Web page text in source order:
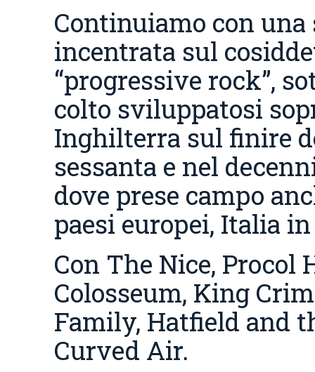
Continuiamo con una
incentrata sul
“progressive rock”,
colto sviluppatosi
Inghilterra sul finire
sessanta e nel
dove prese campo
paesi europei, Italia
Con The Nice, Procol
Colosseum, King
Family, Hatfield and
Curved Air.